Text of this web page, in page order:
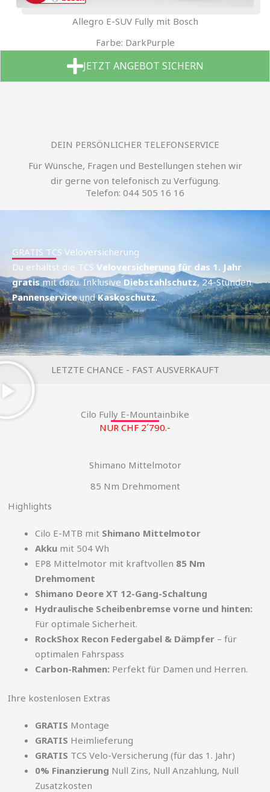
Allegro E-SUV Fully mit Bosch
Farbe: DarkPurple
JETZT ANGEBOT SICHERN
DEIN PERSÖNLICHER TELEFONSERVICE
Für Wünsche, Fragen und Bestellungen stehen wir
dir gerne von telefonisch zu Verfügung.
Telefon: 044 505 16 16
GRATIS TCS Veloversicherung
Du erhältst die TCS Veloversicherung für das 1. Jahr
gratis mit dazu. Inklusive Diebstahlschutz, 24-Stunden
PannenserviceundKaskoschutz.
LETZTE CHANCE - FAST AUSVERKAUFT
Cilo Fully E-Mountainbike
NUR CHF 2´790.-
Shimano Mittelmotor
85 Nm Drehmoment
Highlights
Cilo E-MTB mit Shimano Mittelmotor
Akku mit 504 Wh
EP8 Mittelmotor mit kraftvollen 85 Nm
Drehmoment
Shimano Deore XT 12-Gang-Schaltung
Hydraulische Scheibenbremse vorne und hinten:
Für optimale Sicherheit.
RockShox Recon Federgabel & Dämpfer – für
optimalen Fahrspass
Carbon-Rahmen: Perfekt für Damen und Herren.
Ihre kostenlosen Extras
GRATIS Montage
GRATIS Heimlieferung
GRATIS TCS Velo-Versicherung (für das 1. Jahr)
0% Finanzierung Null Zins, Null Anzahlung, Null
Zusatzkosten